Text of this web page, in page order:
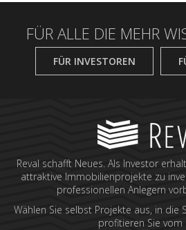
FÜR ALLE DIE MEHR
FÜR INVESTOREN
Reval schafft Neues. Als Investor
attraktive Immobilienprojekte zu
professionellen Anlegern
Wählen Sie selbst Projekte aus, in die
profitieren Sie vom